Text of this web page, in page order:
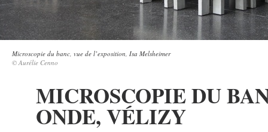
Microscopie du banc, vue de l’exposition, Isa Melsheimer
© Aurélie Cenno
MICROSCOPIE DU
ONDE, VÉLIZY